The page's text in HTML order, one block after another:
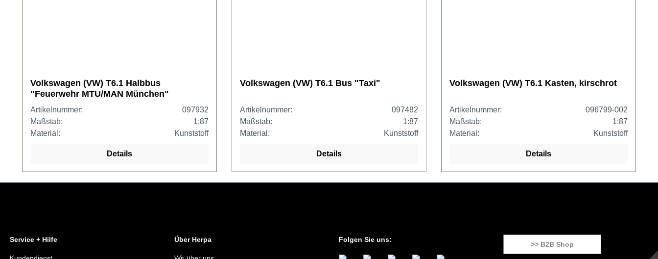
Volkswagen (VW) T6.1 Halbbus
"Feuerwehr MTU/MAN München"
(Bayern/München)
Artikelnummer:
097932
Maßstab:
1:87
Material:
Kunststoff
Details
Volkswagen (VW) T6.1 Bus "Taxi"
Artikelnummer:
097482
Maßstab:
1:87
Material:
Kunststoff
Details
Volkswagen (VW) T6.1 Kasten, kirschrot
Artikelnummer:
096799-002
Maßstab:
1:87
Material:
Kunststoff
Details
Service + Hilfe Über Herpa Folgen Sie uns:
>> B2B Shop